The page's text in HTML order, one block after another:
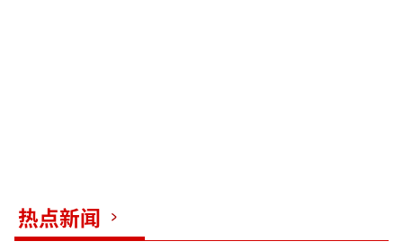
热点新闻